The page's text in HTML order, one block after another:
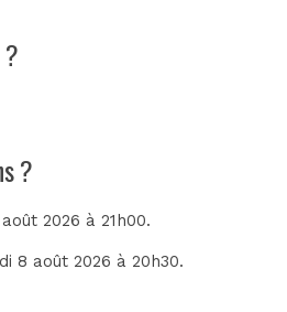
?
2026 à 21h00.
8 août 2026 à 20h30.